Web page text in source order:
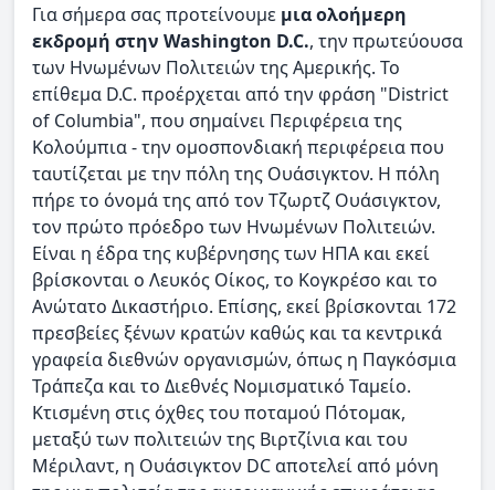
Για σήμερα σας προτείνουμε μια ολοήμερη
εκδρομή στην Washington D.C., την πρωτεύουσα
των Ηνωμένων Πολιτειών της Αμερικής. Το
επίθεμα D.C. προέρχεται από την φράση "District
of Columbia", που σημαίνει Περιφέρεια της
Κολούμπια - την ομοσπονδιακή περιφέρεια που
ταυτίζεται με την πόλη της Ουάσιγκτον. Η πόλη
πήρε το όνομά της από τον Τζωρτζ Ουάσιγκτον,
τον πρώτο πρόεδρο των Ηνωμένων Πολιτειών.
Είναι η έδρα της κυβέρνησης των ΗΠΑ και εκεί
βρίσκονται ο Λευκός Οίκος, το Κογκρέσο και το
Ανώτατο Δικαστήριο. Επίσης, εκεί βρίσκονται 172
πρεσβείες ξένων κρατών καθώς και τα κεντρικά
γραφεία διεθνών οργανισμών, όπως η Παγκόσμια
Τράπεζα και το Διεθνές Νομισματικό Ταμείο.
Κτισμένη στις όχθες του ποταμού Πότομακ,
μεταξύ των πολιτειών της Βιρτζίνια και του
Μέριλαντ, η Ουάσιγκτον DC αποτελεί από μόνη